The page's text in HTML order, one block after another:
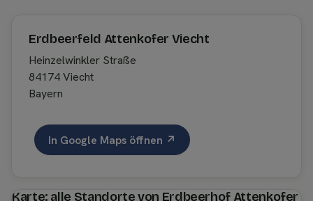
Erdbeerfeld Attenkofer Viecht
Heinzelwinkler Straße
84174 Viecht
Bayern
In Google Maps öffnen ↗
Karte: alle Standorte von Erdbeerhof Attenkofer